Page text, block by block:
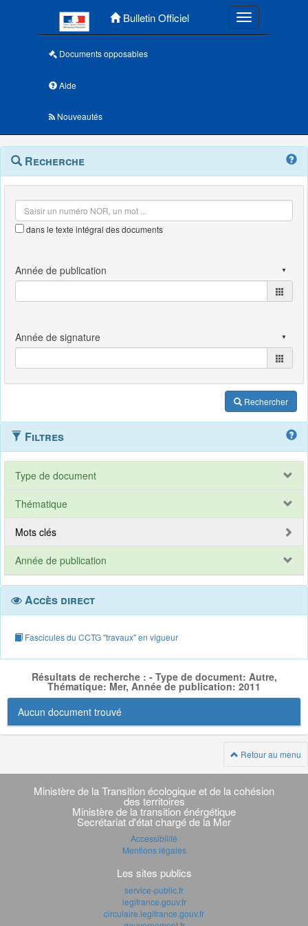
Bulletin Officiel Toggle
Documents opposables
Aide
Nouveautés
Navigation
outils
Menu
contextuel
Recherche
dans le texte intégral des documents
Rechercher
Filtres
Type de document
Thématique
Mots clés
Année de publication
Accès direct
Fascicules du CCTG "travaux" en vigueur
Résultats de recherche : - Type de document: Autre,
Thématique: Mer, Année de publication: 2011
Aucun document trouvé
Retour au menu
Navigation
transverse
Ministère de la Transition écologique et de la cohésion
des territoires
Ministère de la transition énérgétique
Secrétariat d'état chargé de la Mer
Accessibilité
Mentions légales
Les sites publics
service-public.fr
legifrance.gouv.fr
circulaire.legifrance.gouv.fr